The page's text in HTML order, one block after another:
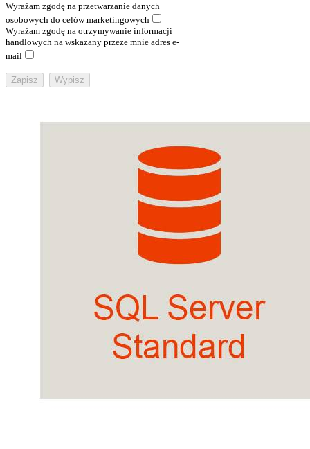
Wyrażam zgodę na przetwarzanie danych
osobowych do celów marketingowych
Wyrażam zgodę na otrzymywanie informacji
handlowych na wskazany przeze mnie adres e-
mail